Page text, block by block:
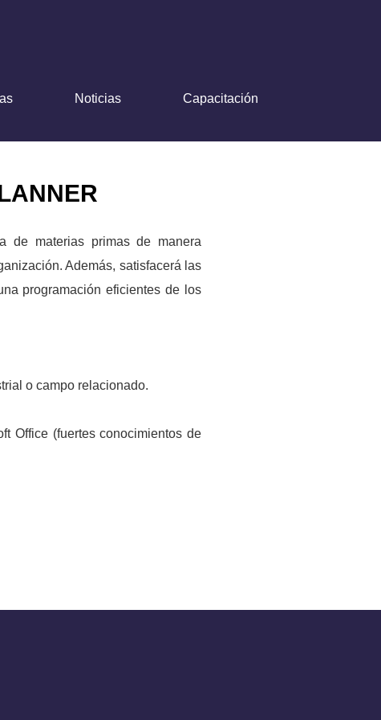
Noticias Capacitación
de materias primas de manera
Además, satisfacerá las
programación eficientes de los
o campo relacionado.
Office (fuertes conocimientos de